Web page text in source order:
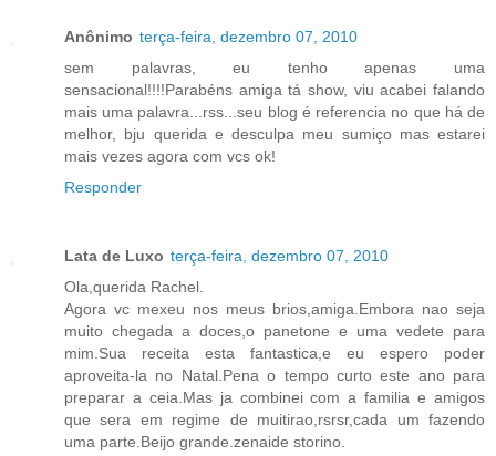
Anônimo terça-feira, dezembro 07, 2010
sem palavras, eu tenho apenas uma
sensacional!!!!Parabéns amiga tá show, viu acabei falando
mais uma palavra...rss...seu blog é referencia no que há de
melhor, bju querida e desculpa meu sumiço mas estarei
mais vezes agora com vcs ok!
Responder
Lata de Luxo terça-feira, dezembro 07, 2010
Ola,querida Rachel.
Agora vc mexeu nos meus brios,amiga.Embora nao seja
muito chegada a doces,o panetone e uma vedete para
mim.Sua receita esta fantastica,e eu espero poder
aproveita-la no Natal.Pena o tempo curto este ano para
preparar a ceia.Mas ja combinei com a familia e amigos
que sera em regime de muitirao,rsrsr,cada um fazendo
uma parte.Beijo grande.zenaide storino.